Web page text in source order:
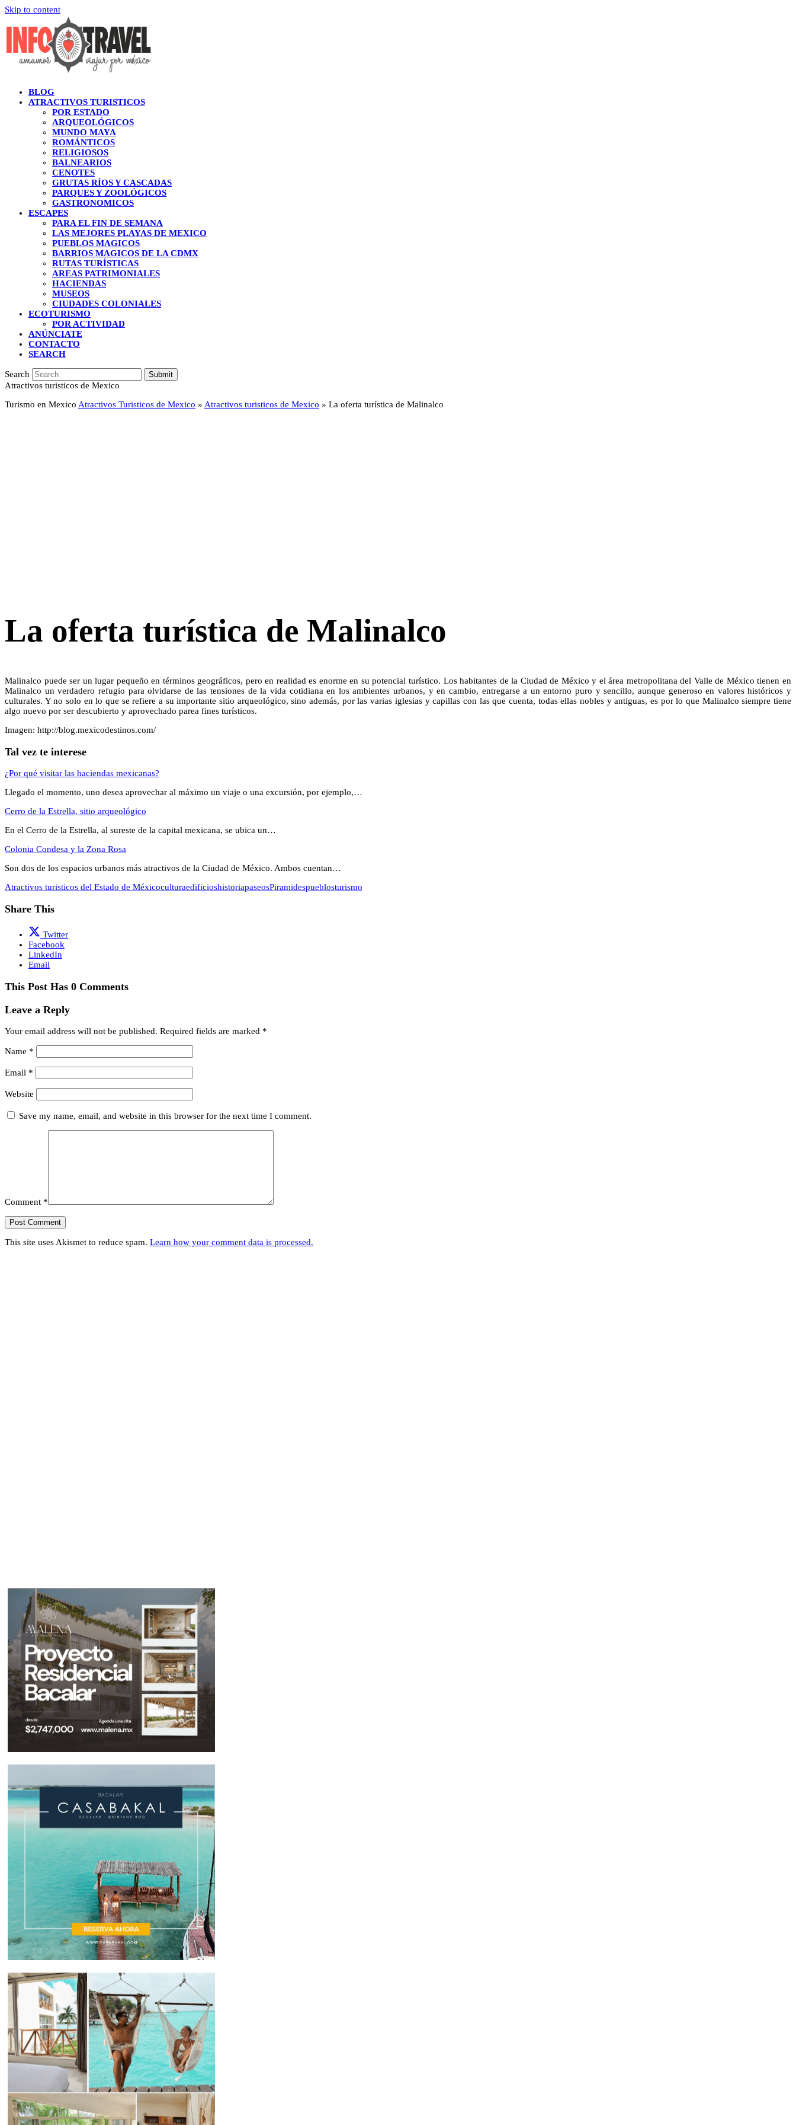
Skip to content
BLOG
ATRACTIVOS TURISTICOS
POR ESTADO
ARQUEOLÓGICOS
MUNDO MAYA
ROMÁNTICOS
RELIGIOSOS
BALNEARIOS
CENOTES
GRUTAS RÍOS Y CASCADAS
PARQUES Y ZOOLÓGICOS
GASTRONOMICOS
ESCAPES
PARA EL FIN DE SEMANA
LAS MEJORES PLAYAS DE MEXICO
PUEBLOS MAGICOS
BARRIOS MAGICOS DE LA CDMX
RUTAS TURÍSTICAS
AREAS PATRIMONIALES
HACIENDAS
MUSEOS
CIUDADES COLONIALES
ECOTURISMO
POR ACTIVIDAD
ANÚNCIATE
CONTACTO
SEARCH
Search Submit
Atractivos turisticos de Mexico
Turismo en Mexico Atractivos Turisticos de Mexico » Atractivos turisticos de Mexico » La oferta turística de Malinalco
La oferta turística de Malinalco
Malinalco puede ser un lugar pequeño en términos geográficos, pero en realidad es enorme en su potencial turístico. Los habitantes de la Ciudad de México y el área metropolitana del Valle de México tienen en
Malinalco un verdadero refugio para olvidarse de las tensiones de la vida cotidiana en los ambientes urbanos, y en cambio, entregarse a un entorno puro y sencillo, aunque generoso en valores históricos y
culturales. Y no solo en lo que se refiere a su importante sitio arqueológico, sino además, por las varias iglesias y capillas con las que cuenta, todas ellas nobles y antiguas, es por lo que Malinalco siempre tiene
algo nuevo por ser descubierto y aprovechado parea fines turísticos.
Imagen: http://blog.mexicodestinos.com/
Tal vez te interese
¿Por qué visitar las haciendas mexicanas?
Llegado el momento, uno desea aprovechar al máximo un viaje o una excursión, por ejemplo,…
Cerro de la Estrella, sitio arqueológico
En el Cerro de la Estrella, al sureste de la capital mexicana, se ubica un…
Colonia Condesa y la Zona Rosa
Son dos de los espacios urbanos más atractivos de la Ciudad de México. Ambos cuentan…
Atractivos turisticos del Estado de MéxicoculturaedificioshistoriapaseosPiramidespueblosturismo
Share This
Twitter
Facebook
LinkedIn
Email
This Post Has 0 Comments
Leave a Reply
Your email address will not be published. Required fields are marked *
Name *
Email *
Website
Save my name, email, and website in this browser for the next time I comment.
Comment *
This site uses Akismet to reduce spam. Learn how your comment data is processed.